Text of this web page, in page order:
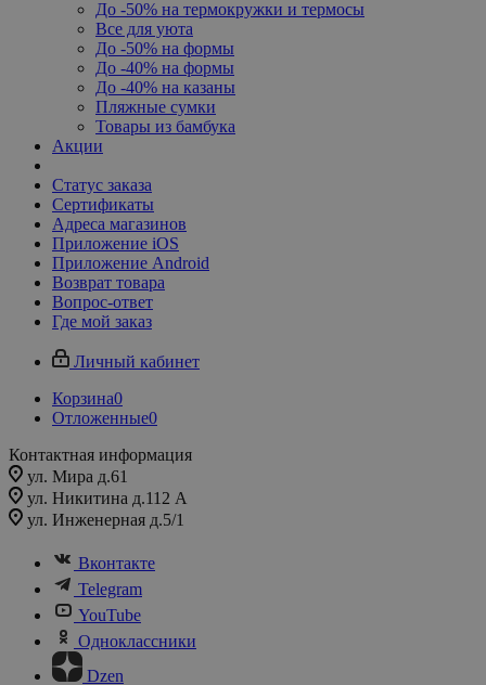
До -50% на термокружки и термосы
Все для уюта
До -50% на формы
До -40% на формы
До -40% на казаны
Пляжные сумки
Товары из бамбука
Акции
Статус заказа
Сертификаты
Адреса магазинов
Приложение iOS
Приложение Android
Возврат товара
Вопрос-ответ
Где мой заказ
Личный кабинет
Корзина0
Отложенные0
Контактная информация
ул. Мира д.61
ул. Никитина д.112 А
ул. Инженерная д.5/1
Вконтакте
Telegram
YouTube
Одноклассники
Dzen